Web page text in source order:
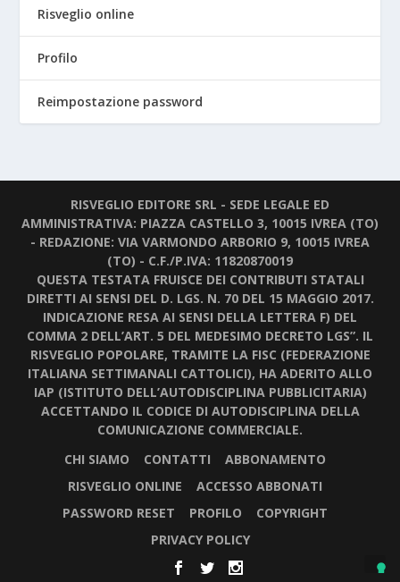
Risveglio online
Profilo
Reimpostazione password
RISVEGLIO EDITORE SRL - SEDE LEGALE ED
AMMINISTRATIVA: PIAZZA CASTELLO 3, 10015 IVREA (TO)
- REDAZIONE: VIA VARMONDO ARBORIO 9, 10015 IVREA
(TO) - C.F./P.IVA: 11820870019
QUESTA TESTATA FRUISCE DEI CONTRIBUTI STATALI
DIRETTI AI SENSI DEL D. LGS. N. 70 DEL 15 MAGGIO 2017.
INDICAZIONE RESA AI SENSI DELLA LETTERA F) DEL
COMMA 2 DELL’ART. 5 DEL MEDESIMO DECRETO LGS”. IL
RISVEGLIO POPOLARE, TRAMITE LA FISC (FEDERAZIONE
ITALIANA SETTIMANALI CATTOLICI), HA ADERITO ALLO
IAP (ISTITUTO DELL’AUTODISCIPLINA PUBBLICITARIA)
ACCETTANDO IL CODICE DI AUTODISCIPLINA DELLA
COMUNICAZIONE COMMERCIALE.
CHI SIAMO
CONTATTI
ABBONAMENTO
RISVEGLIO ONLINE
ACCESSO ABBONATI
PASSWORD RESET
PROFILO
COPYRIGHT
PRIVACY POLICY